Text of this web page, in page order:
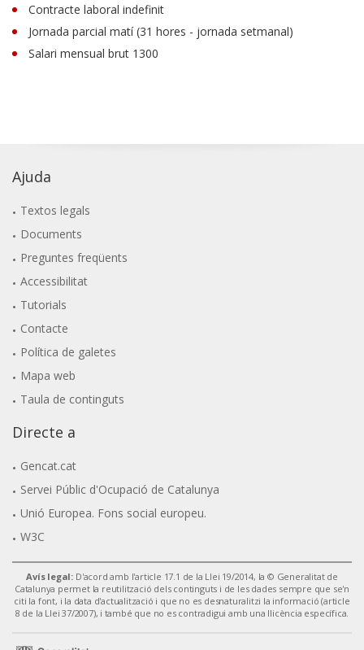
Contracte laboral indefinit
Jornada parcial matí (31 hores - jornada setmanal)
Salari mensual brut 1300
Ajuda
Textos legals
Documents
Preguntes freqüents
Accessibilitat
Tutorials
Contacte
Política de galetes
Mapa web
Taula de continguts
Directe a
Gencat.cat
Servei Públic d'Ocupació de Catalunya
Unió Europea. Fons social europeu.
W3C
Avís legal: D'acord amb l'article 17.1 de la Llei 19/2014, la © Generalitat de
Catalunya permet la reutilització dels continguts i de les dades sempre que se'n
citi la font, i la data d'actualització i que no es desnaturalitzi la informació (article
8 de la Llei 37/2007), i també que no es contradigui amb una llicència específica.